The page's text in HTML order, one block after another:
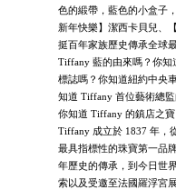
色的緞帶，藍色的小盒子
新年快樂】潔西卡貝兒、
挺百年家族歷史傳承全球
Tiffany 藍的由來嗎？你
標誌嗎？你知道紐約中央
知道 Tiffany 首位藝術總
你知道 Tiffany 的鎮店之
Tiffany 成立於 1837 年，
最具指標性的珠寶第一品
年歷史的傳承，到今日世
索以及受邀至法國羅浮宮